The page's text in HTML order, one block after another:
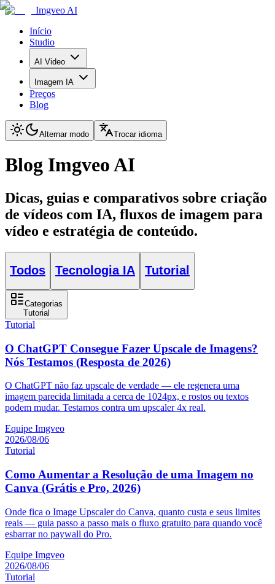
Imgveo AI
Início
Studio
AI Video
Imagem IA
Preços
Blog
Alternar modo Trocar idioma
Blog Imgveo AI
Dicas, guias e comparativos sobre criação
de vídeos com IA, fluxos de imagem para
vídeo e estratégia de conteúdo.
Todos Tecnologia IA Tutorial
Categorias
Tutorial
Tutorial
O ChatGPT Consegue Fazer Upscale de Imagens?
Nós Testamos (Resposta de 2026)
O ChatGPT não faz upscale de verdade — ele regenera uma
imagem parecida limitada a cerca de 1024px, e rostos ou textos
podem mudar. Testamos contra um upscaler 4x real.
Equipe Imgveo
2026/08/06
Tutorial
Como Aumentar a Resolução de uma Imagem no
Canva (Grátis e Pro, 2026)
Onde fica o Image Upscaler do Canva, quanto custa e seus limites
reais — guia passo a passo mais o fluxo gratuito para quando você
esbarrar no paywall do Pro.
Equipe Imgveo
2026/08/06
Tutorial